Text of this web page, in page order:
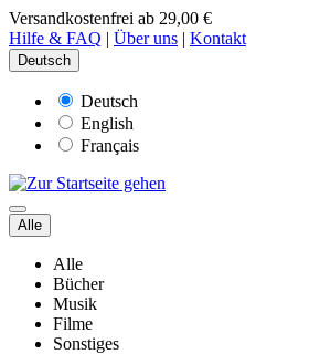
Versandkostenfrei ab 29,00 €
Hilfe & FAQ | Über uns | Kontakt
Deutsch
Deutsch
English
Français
Alle
Alle
Bücher
Musik
Filme
Sonstiges